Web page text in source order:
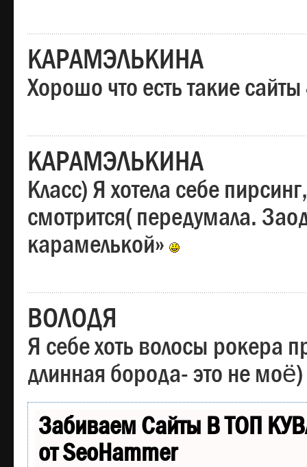
КАРАМЭЛЬКИНА
Хорошо что есть такие сайты
КАРАМЭЛЬКИНА
Класс) Я хотела себе
смотрится( передумала.
карамелькой»
ВОЛОДЯ
Я себе хоть волосы рокера
длинная борода- это не моё)
Забиваем Сайты В ТОП
от SeoHammer